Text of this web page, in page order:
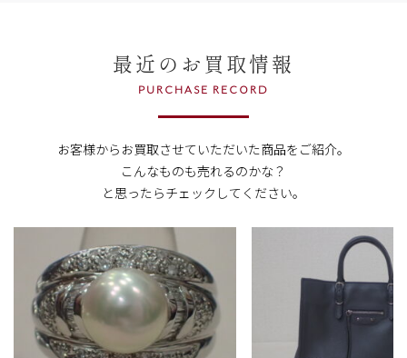
最近のお買取情報
PURCHASE RECORD
お客様からお買取させていただいた商品をご紹介。
こんなものも売れるのかな？
と思ったらチェックしてください。